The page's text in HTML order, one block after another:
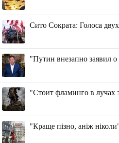
Сито Сократа: Голоса
"Путин внезапно заявил
"Стоит фламинго в лучах
"Краще пізно, аніж